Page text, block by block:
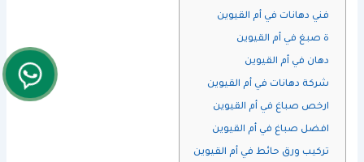
فني دهانات في أم القيوين
ة صبغ في أم القيوين
دهان في أم القيوين
شركة دهانات في أم القيوين
ارخص صباغ في أم القيوين
افضل صباغ في أم القيوين
تركيب ورق حائط في أم القيوين